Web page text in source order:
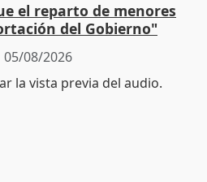
el reparto de menores
del Gobierno"
05/08/2026